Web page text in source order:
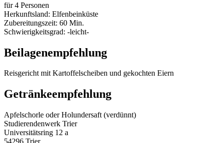
für 4 Personen
Herkunftsland: Elfenbeinküste
Zubereitungszeit: 60 Min.
Schwierigkeitsgrad: -leicht-
Beilagenempfehlung
Reisgericht mit Kartoffelscheiben und gekochten Eiern
Getränkeempfehlung
Apfelschorle oder Holundersaft (verdünnt)
Studierendenwerk Trier
Universitätsring 12 a